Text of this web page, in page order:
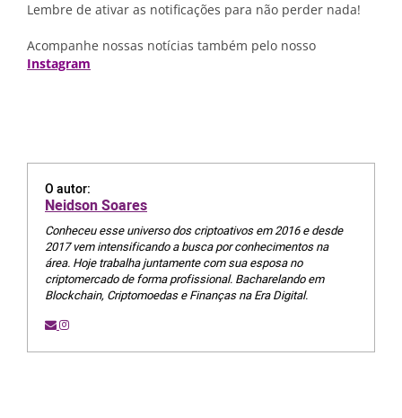
Lembre de ativar as notificações para não perder nada!
Acompanhe nossas notícias também pelo nosso
Instagram
O autor:
Neidson Soares
Conheceu esse universo dos criptoativos em 2016 e desde
2017 vem intensificando a busca por conhecimentos na
área. Hoje trabalha juntamente com sua esposa no
criptomercado de forma profissional. Bacharelando em
Blockchain, Criptomoedas e Finanças na Era Digital.